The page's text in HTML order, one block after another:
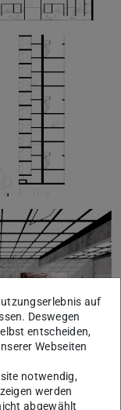
auf
Deswegen
entscheiden,
Webseiten
notwendig,
werden
abgewählt